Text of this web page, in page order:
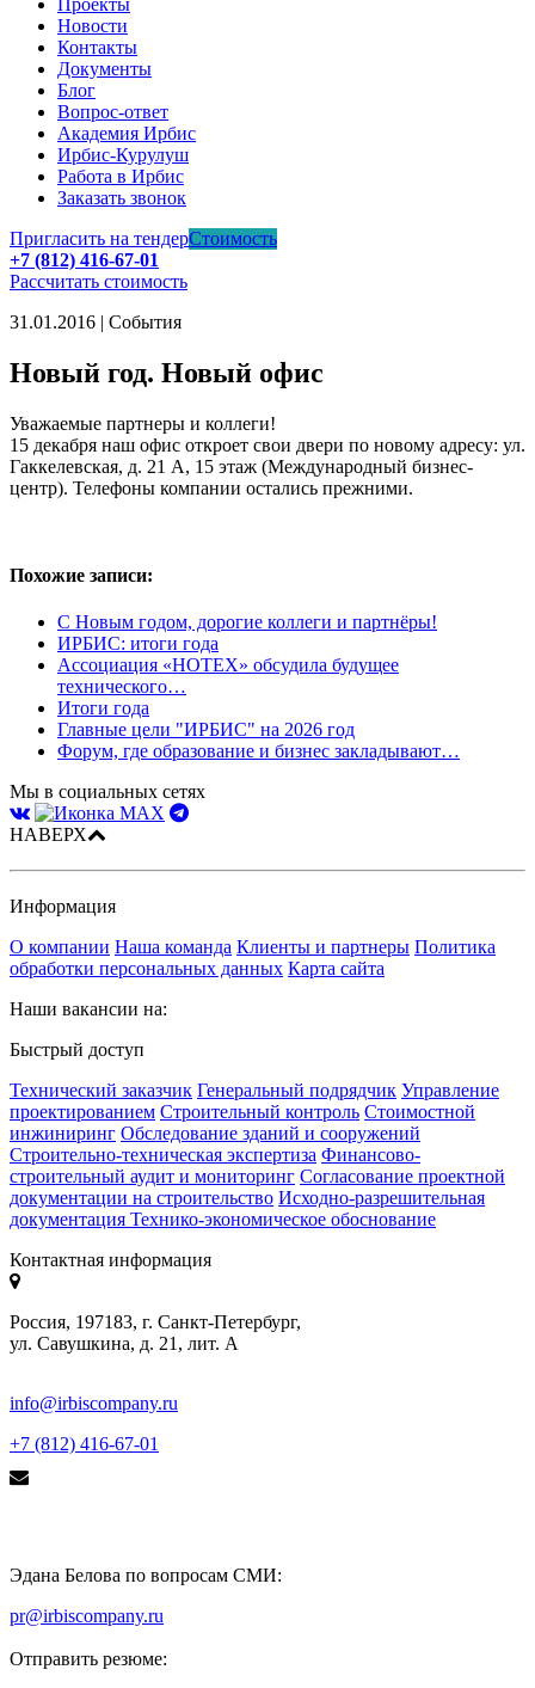
Проекты
Новости
Контакты
Документы
Блог
Вопрос-ответ
Академия Ирбис
Ирбис-Курулуш
Работа в Ирбис
Заказать звонок
Пригласить на тендерСтоимость
+7 (812) 416-67-01
Рассчитать стоимость
31.01.2016 | События
Новый год. Новый офис
Уважаемые партнеры и коллеги!
15 декабря наш офис откроет свои двери по новому адресу: ул.
Гаккелевская, д. 21 А, 15 этаж (Международный бизнес-
центр). Телефоны компании остались прежними.
Похожие записи:
С Новым годом, дорогие коллеги и партнёры!
ИРБИС: итоги года
Ассоциация «НОТЕХ» обсудила будущее
технического…
Итоги года
Главные цели "ИРБИС" на 2026 год
Форум, где образование и бизнес закладывают…
Мы в социальных сетях
НАВЕРХ
Информация
О компании Наша команда Клиенты и партнеры Политика
обработки персональных данных Карта сайта
Наши вакансии на:
Быстрый доступ
Технический заказчик Генеральный подрядчик Управление
проектированием Строительный контроль Стоимостной
инжиниринг Обследование зданий и сооружений
Строительно-техническая экспертиза Финансово-
строительный аудит и мониторинг Согласование проектной
документации на строительство Исходно-разрешительная
документация Технико-экономическое обоснование
Контактная информация
Россия, 197183, г. Санкт-Петербург,
ул. Савушкина, д. 21, лит. А
info@irbiscompany.ru
+7 (812) 416-67-01
Эдана Белова по вопросам СМИ:
pr@irbiscompany.ru
Отправить резюме: